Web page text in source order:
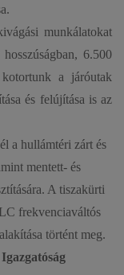
munkálatokat
6.500
kotortunk a járóutak
és felújítása is az
a hullámtéri zárt és
mentett- és
A tiszakürti
frekvenciaváltós
történt meg.